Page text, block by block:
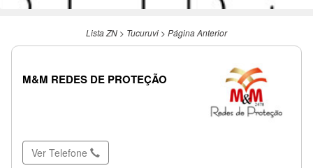
Lista ZN > Tucuruvi > Página Anterior
M&M REDES DE PROTEÇÃO
Ver Telefone